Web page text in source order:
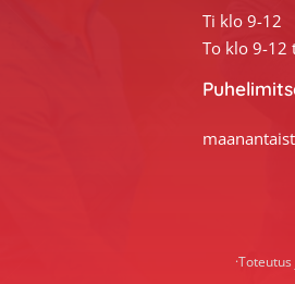
Ti klo 9-12
To klo 9-12